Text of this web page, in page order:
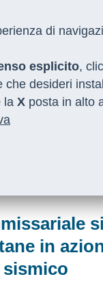
MEDIA CON
in
di
esplicito,
desideri
la X posta in alto